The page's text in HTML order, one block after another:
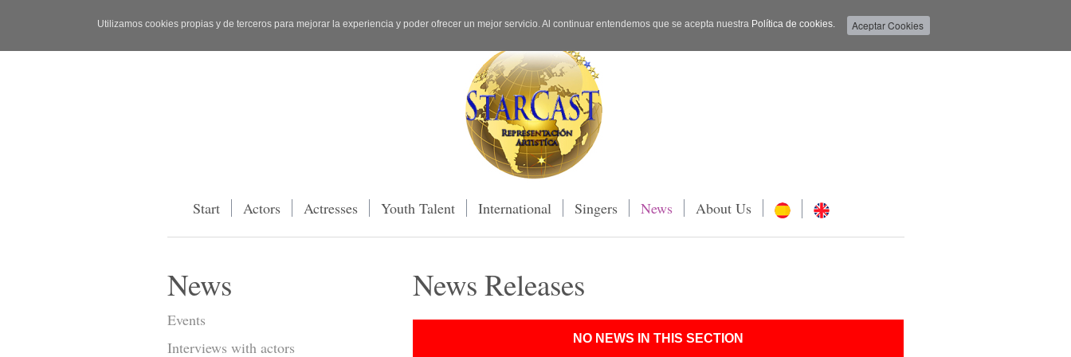
Utilizamos cookies propias y de terceros para mejorar la experiencia y poder ofrecer un mejor servicio. Al continuar entendemos que se acepta nuestra Política de cookies.
Start Actors Actresses Youth Talent International Singers News About Us
News Releases
NO NEWS IN THIS SECTION
News
Events
Interviews with actors